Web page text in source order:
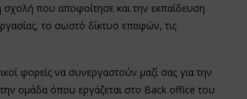
σχολή που αποφοίτησε και την εκπαίδευση
το σωστό δίκτυο επαφών, τις
φορείς να συνεργαστούν μαζί σας για την
ομάδα όπου εργάζεται στο Back office του